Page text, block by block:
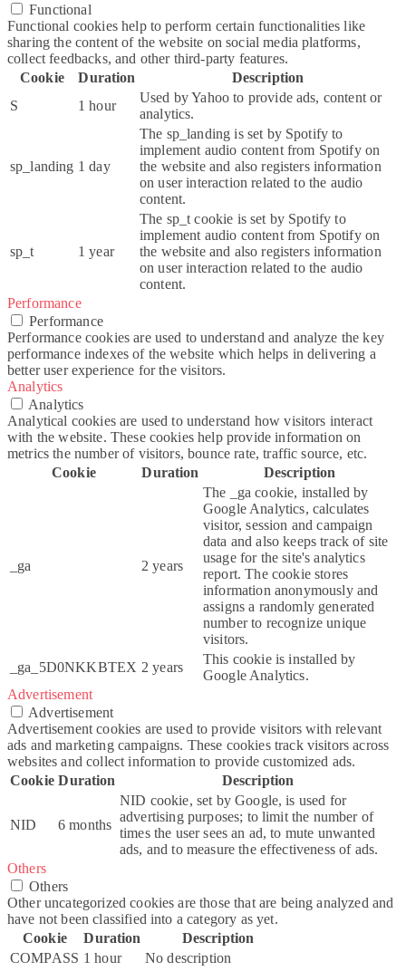
Functional
Functional cookies help to perform certain functionalities like
sharing the content of the website on social media platforms,
collect feedbacks, and other third-party features.
Cookie
Duration
Description
S
1 hour
Used by Yahoo to provide ads, content or
analytics.
sp_landing 1 day
The sp_landing is set by Spotify to
implement audio content from Spotify on
the website and also registers information
on user interaction related to the audio
content.
sp_t 1 year
The sp_t cookie is set by Spotify to
implement audio content from Spotify on
the website and also registers information
on user interaction related to the audio
content.
Performance
Performance
Performance cookies are used to understand and analyze the key
performance indexes of the website which helps in delivering a
better user experience for the visitors.
Analytics
Analytics
Analytical cookies are used to understand how visitors interact
with the website. These cookies help provide information on
metrics the number of visitors, bounce rate, traffic source, etc.
Cookie
Duration Description
_ga 2 years
The _ga cookie, installed by
Google Analytics, calculates
visitor, session and campaign
data and also keeps track of site
usage for the site's analytics
report. The cookie stores
information anonymously and
assigns a randomly generated
number to recognize unique
visitors.
_ga_5D0NKKBTEX 2 years
This cookie is installed by
Google Analytics.
Advertisement
Advertisement
Advertisement cookies are used to provide visitors with relevant
ads and marketing campaigns. These cookies track visitors across
websites and collect information to provide customized ads.
Cookie Duration Description
NID 6 months
NID cookie, set by Google, is used for
advertising purposes; to limit the number of
times the user sees an ad, to mute unwanted
ads, and to measure the effectiveness of ads.
Others
Others
Other uncategorized cookies are those that are being analyzed and
have not been classified into a category as yet.
Cookie
Duration
Description
COMPASS 1 hour
No description